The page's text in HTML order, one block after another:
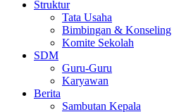
Struktur
Tata Usaha
Bimbingan & Konseling
Komite Sekolah
SDM
Guru-Guru
Karyawan
Berita
Sambutan Kepala